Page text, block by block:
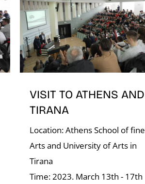
VISIT TO ATHENS AND
TIRANA
Location: Athens School of fine
Arts and University of Arts in
Tirana
Time: 2023. March 13th - 17th